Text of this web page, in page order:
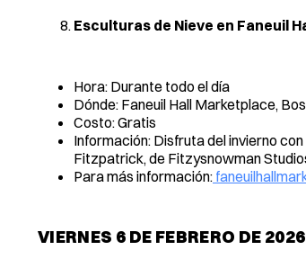
Esculturas de Nieve en Faneuil
Hora: Durante todo el día
Dónde: Faneuil Hall Marketplace,
Costo: Gratis
Información: Disfruta del invierno
Fitzpatrick, de Fitzysnowman
Para más información:
VIERNES 6 DE FEBRERO DE 2026